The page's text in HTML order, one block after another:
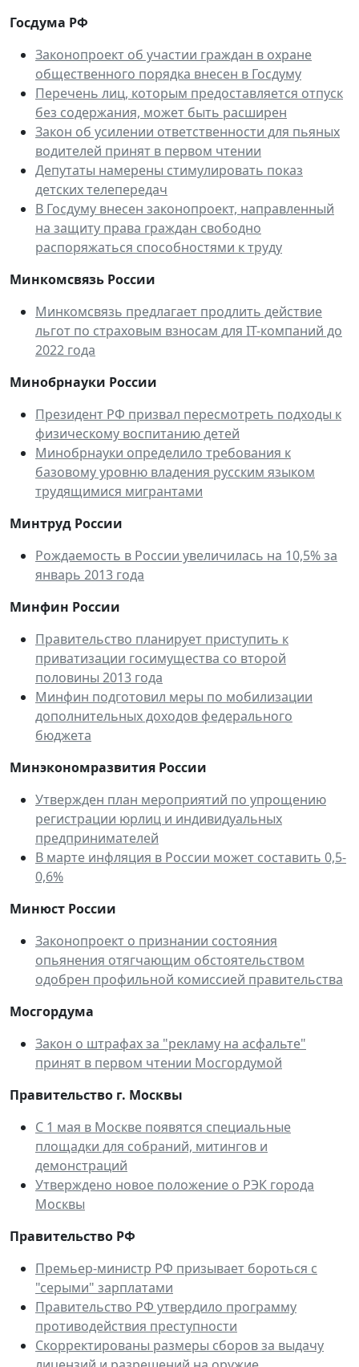
Госдума РФ
Законопроект об участии граждан в охране
общественного порядка внесен в Госдуму
Перечень лиц, которым предоставляется отпуск
без содержания, может быть расширен
Закон об усилении ответственности для пьяных
водителей принят в первом чтении
Депутаты намерены стимулировать показ
детских телепередач
В Госдуму внесен законопроект, направленный
на защиту права граждан свободно
распоряжаться способностями к труду
Минкомсвязь России
Минкомсвязь предлагает продлить действие
льгот по страховым взносам для IТ-компаний до
2022 года
Минобрнауки России
Президент РФ призвал пересмотреть подходы к
физическому воспитанию детей
Минобрнауки определило требования к
базовому уровню владения русским языком
трудящимися мигрантами
Минтруд России
Рождаемость в России увеличилась на 10,5% за
январь 2013 года
Минфин России
Правительство планирует приступить к
приватизации госимущества со второй
половины 2013 года
Минфин подготовил меры по мобилизации
дополнительных доходов федерального
бюджета
Минэкономразвития России
Утвержден план мероприятий по упрощению
регистрации юрлиц и индивидуальных
предпринимателей
В марте инфляция в России может составить 0,5-
0,6%
Минюст России
Законопроект о признании состояния
опьянения отягчающим обстоятельством
одобрен профильной комиссией правительства
Мосгордума
Закон о штрафах за "рекламу на асфальте"
принят в первом чтении Мосгордумой
Правительство г. Москвы
С 1 мая в Москве появятся специальные
площадки для собраний, митингов и
демонстраций
Утверждено новое положение о РЭК города
Москвы
Правительство РФ
Премьер-министр РФ призывает бороться с
"серыми" зарплатами
Правительство РФ утвердило программу
противодействия преступности
Скорректированы размеры сборов за выдачу